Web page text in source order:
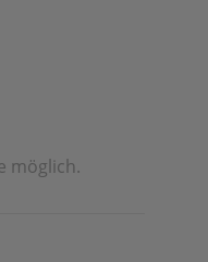
möglich.